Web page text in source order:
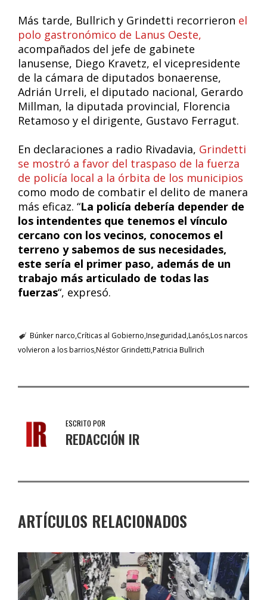
Más tarde, Bullrich y Grindetti recorrieron el
polo gastronómico de Lanus Oeste,
acompañados del jefe de gabinete
lanusense, Diego Kravetz, el vicepresidente
de la cámara de diputados bonaerense,
Adrián Urreli, el diputado nacional, Gerardo
Millman, la diputada provincial, Florencia
Retamoso y el dirigente, Gustavo Ferragut.
En declaraciones a radio Rivadavia, Grindetti
se mostró a favor del traspaso de la fuerza
de policía local a la órbita de los municipios
como modo de combatir el delito de manera
más eficaz. “La policía debería depender de
los intendentes que tenemos el vínculo
cercano con los vecinos, conocemos el
terreno y sabemos de sus necesidades,
este sería el primer paso, además de un
trabajo más articulado de todas las
fuerzas“, expresó.
Búnker narco Críticas al Gobierno Inseguridad LanósLos narcos
volvieron a los barriosNéstor Grindetti Patricia Bullrich
ESCRITO POR
REDACCIÓN IR
ARTÍCULOS RELACIONADOS